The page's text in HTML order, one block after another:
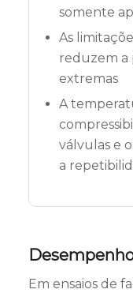
somente
As
reduzem a
extremas
A
válvulas e
a
Em ensaios de